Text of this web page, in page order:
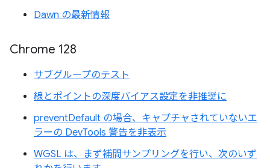
Dawn の最新情報
Chrome 128
サブグループのテスト
線とポイントの深度バイアス設定を非推奨に
preventDefault の場合、キャプチャされていないエ
ラーの DevTools 警告を非表示
WGSL は、まず補間サンプリングを行い、次のいず